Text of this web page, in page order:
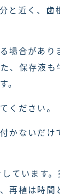
近く、
合があ
、保存液
。
ください。
かないだ
ています
植は時